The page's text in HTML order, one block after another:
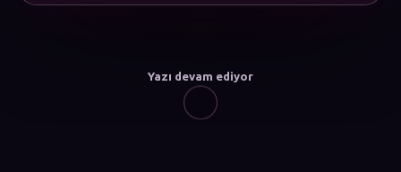
Yazı devam ediyor